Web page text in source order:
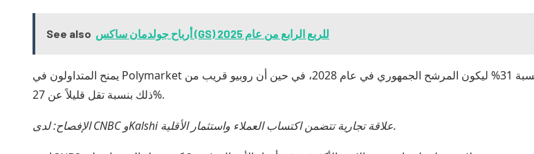
See also أرباح جولدمان ساكس (GS) للربع الرابع من عام 2025
يمنح المتداولون في Polymarket فانس فرصة بنسبة 31% ليكون المرشح الجمهوري في عام 2028، في حين أن روبيو قريب من
ذلك بنسبة تقل قليلاً عن 27%.
الإفصاح: لدى CNBC وKalshi علاقة تجارية تتضمن اكتساب العملاء واستثمار الأقلية.